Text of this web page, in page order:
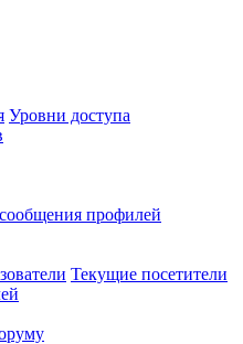
Уровни доступа
профилей
Текущие посетители